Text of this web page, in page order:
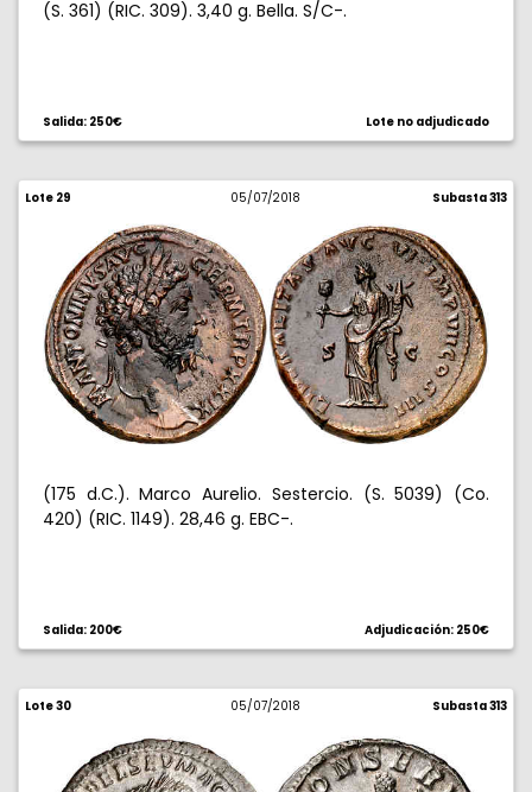
(S. 361) (RIC. 309). 3,40 g. Bella. S/C-.
Salida: 250€ Lote no adjudicado
Lote 29 05/07/2018 Subasta 313
(175 d.C.). Marco Aurelio. Sestercio. (S. 5039) (Co.
420) (RIC. 1149). 28,46 g. EBC-.
Salida: 200€ Adjudicación: 250€
Lote 30 05/07/2018 Subasta 313